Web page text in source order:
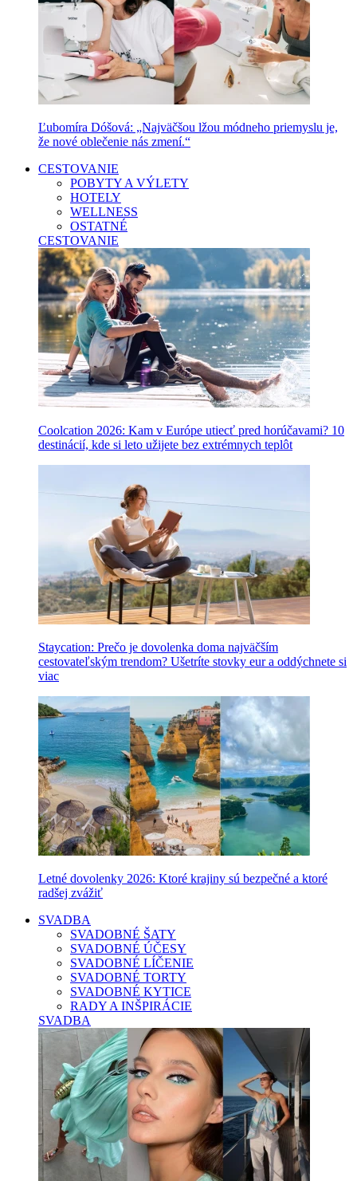
Ľubomíra Dóšová: „Najväčšou lžou módneho priemyslu je,
že nové oblečenie nás zmení.“
CESTOVANIE
POBYTY A VÝLETY
HOTELY
WELLNESS
OSTATNÉ
CESTOVANIE
Coolcation 2026: Kam v Európe utiecť pred horúčavami? 10
destinácií, kde si leto užijete bez extrémnych teplôt
Staycation: Prečo je dovolenka doma najväčším
cestovateľským trendom? Ušetríte stovky eur a oddýchnete si
viac
Letné dovolenky 2026: Ktoré krajiny sú bezpečné a ktoré
radšej zvážiť
SVADBA
SVADOBNÉ ŠATY
SVADOBNÉ ÚČESY
SVADOBNÉ LÍČENIE
SVADOBNÉ TORTY
SVADOBNÉ KYTICE
RADY A INŠPIRÁCIE
SVADBA